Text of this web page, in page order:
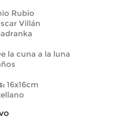
Rubio
Villán
la cuna a la luna
16x16cm